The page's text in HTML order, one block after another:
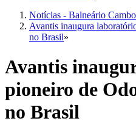
Notícias - Balneário
Avantis inaugura
no Brasil»
Avantis
pioneiro de
no Brasil